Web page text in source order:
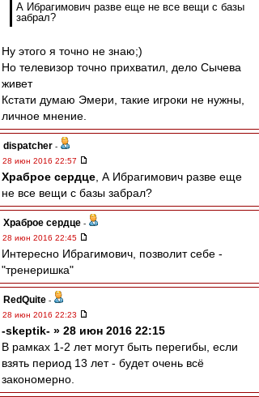
А Ибрагимович разве еще не все вещи с базы
забрал?
Ну этого я точно не знаю;)
Но телевизор точно прихватил, дело Сычева
живет
Кстати думаю Эмери, такие игроки не нужны,
личное мнение.
dispatcher -
28 июн 2016 22:57
Храброе сердце , А Ибрагимович разве еще
не все вещи с базы забрал?
Храброе сердце -
28 июн 2016 22:45
Интересно Ибрагимович, позволит себе -
"тренеришка"
RedQuite -
28 июн 2016 22:23
-skeptik- » 28 июн 2016 22:15
В рамках 1-2 лет могут быть перегибы, если
взять период 13 лет - будет очень всё
закономерно.